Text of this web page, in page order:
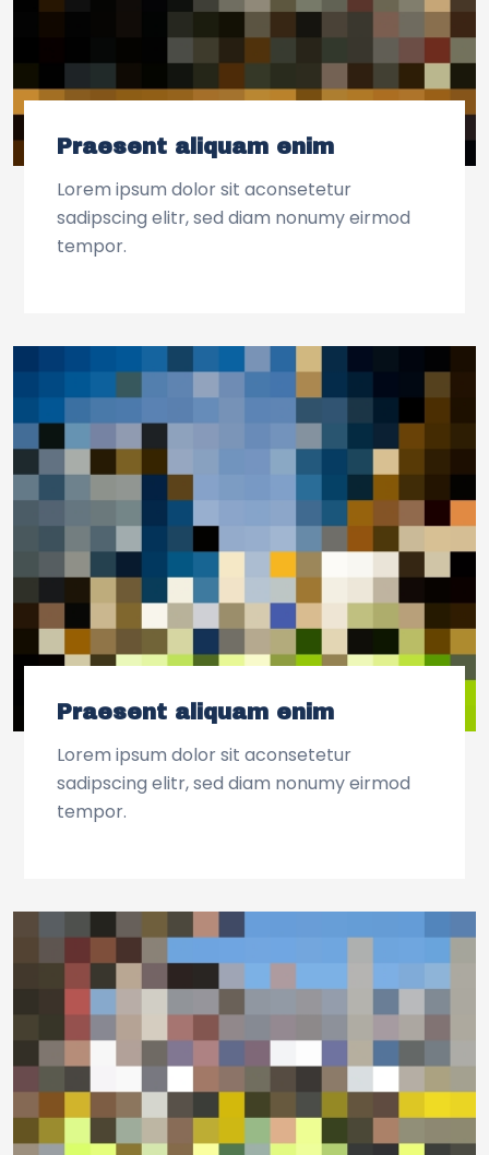
Praesent aliquam enim
Lorem ipsum dolor sit aconsetetur
sadipscing elitr, sed diam nonumy eirmod
tempor.
Praesent aliquam enim
Lorem ipsum dolor sit aconsetetur
sadipscing elitr, sed diam nonumy eirmod
tempor.